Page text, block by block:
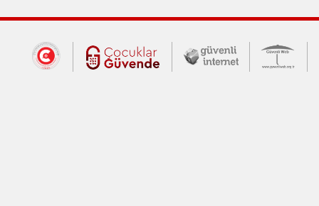
Dış Bağlantılar
Cumhurbaşkanlığı İletişim Merkezi
Çocuklar Güvende (yeni
Güvenli